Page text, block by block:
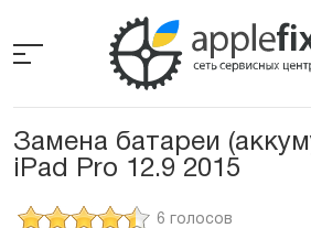
the
Замена батареи
iPad Pro 12.9 2015
6 голосов